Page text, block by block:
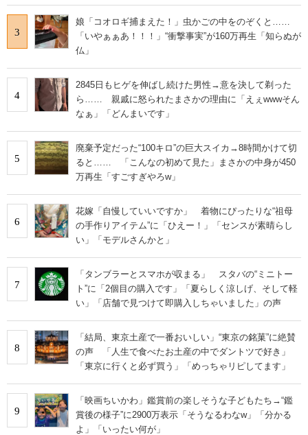
3
娘「コオロギ捕まえた！」虫かごの中をのぞくと……
「いやぁぁあ！！！」“衝撃事実”が160万再生「知らぬが
仏」
4
2845日もヒゲを伸ばし続けた男性→意を決して剃った
ら…… 親戚に怒られたまさかの理由に「えぇwwwそん
なぁ」「どんまいです」
5
廃棄予定だった“100キロ”の巨大スイカ→8時間かけて切
ると…… 「こんなの初めて見た」まさかの中身が450
万再生「すごすぎやろw」
6
花嫁「自慢していいですか」 着物にぴったりな“祖母
の手作りアイテム”に「ひえー！」「センスが素晴らし
い」「モデルさんかと」
7
「タンブラーとスマホが収まる」 スタバの“ミニトー
ト”に「2個目の購入です」「夏らしく涼しげ、そして軽
い」「店舗で見つけて即購入しちゃいました」の声
8
「結局、東京土産で一番おいしい」“東京の銘菓”に絶賛
の声 「人生で食べたお土産の中でダントツで好き」
「東京に行くと必ず買う」「めっちゃリピしてます」
9
「映画ちいかわ」鑑賞前の楽しそうな子どもたち→“鑑
賞後の様子”に2900万表示「そうなるわなw」「分かる
よ」「いったい何が」